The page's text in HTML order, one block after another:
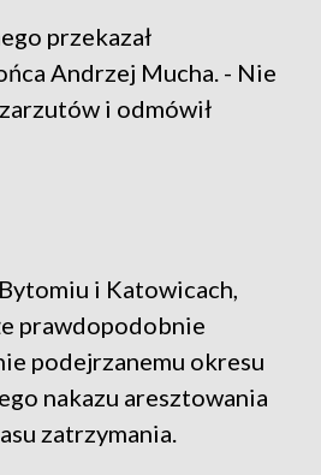
przekazał
Andrzej Mucha. - Nie
i odmówił
i Katowicach,
prawdopodobnie
podejrzanemu okresu
nakazu aresztowania
zatrzymania.